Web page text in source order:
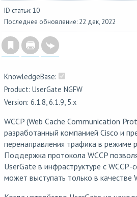
ID статьи: 10
Последнее обновление: 22 дек, 2022
KnowledgeBase:
Product: UserGate NGFW
Version: 6.1.8, 6.1.9, 5.x
WCCP (Web Cache Communication
разработанный компанией Cisco и
перенаправления трафика в режиме
Поддержка протокола WCCP
UserGate в инфраструктуре с WCCP-
может выступать только в качестве